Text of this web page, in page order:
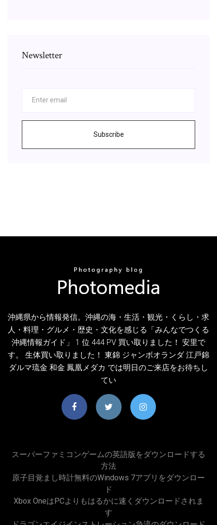
Newsletter
Subscribe
沖縄県から情報発信。沖縄の海・生活・観光・くらし・求
人・料理・グルメ・歴史・文化を感じる「みんなでつくる
沖縄情報ガイド」 1 位 444 PV 買い取りました！ 安里で
す。 生体買い取りました！ 東錦 ジャンボオランダ 江戸錦
ダルマ琉金 和金 鳳凰メダカ では明日のご来店をお待ちし
てい
スーパーファミコンゲームの英語版をダウンロードする
方法
原子目覚まし時計無料のWindows 7アプリをダウンロー
ド
Xbox OneはPCよりもはるかに速くダウンロードされま
す